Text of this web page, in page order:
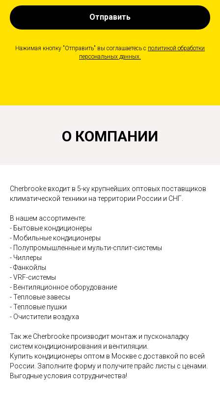
Отправить
Нажимая кнопку "Отправить" вы соглашаетесь с политикой обработки
персональных данных.
О КОМПАНИИ
Cherbrooke входит в 5-ку крупнейших оптовых поставщиков
климатической техники на территории России и СНГ.
В нашем ассортименте:
- Бытовые кондиционеры
- Мобильные кондиционеры
- Полупромышленные и мульти-сплит-системы
- Чиллеры
- Фанкойлы
- VRF-системы
- Вентиляционное оборудование
- Тепловые завесы
- Тепловые пушки
- Очистители воздуха
Так же Cherbrooke производит монтаж и пусконаладку
систем кондиционирования и вентиляции.
Купить кондиционеры оптом в Москве с доставкой по всей
России. Заполните форму и получите прайс листы с ценами.
Выгодные условия сотрудничества!